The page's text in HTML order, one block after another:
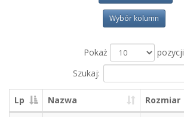
Wybór kolumn
Pokaż
pozycji
Szukaj:
Lp Nazwa Rozmiar